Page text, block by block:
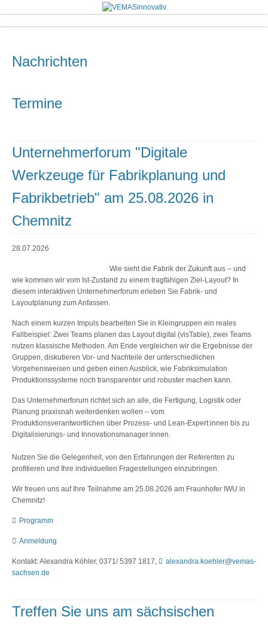
Nachrichten
Termine
Unternehmerforum "Digitale
Werkzeuge für Fabrikplanung und
Fabrikbetrieb" am 25.08.2026 in
Chemnitz
28.07.2026
Wie sieht die Fabrik der Zukunft aus – und
wie kommen wir vom Ist-Zustand zu einem tragfähigen Ziel-Layout? In
diesem interaktiven Unternehmerforum erleben Sie Fabrik- und
Layoutplanung zum Anfassen.
Nach einem kurzen Impuls bearbeiten Sie in Kleingruppen ein reales
Fallbeispiel: Zwei Teams planen das Layout digital (visTable), zwei Teams
nutzen klassische Methoden. Am Ende vergleichen wir die Ergebnisse der
Gruppen, diskutieren Vor- und Nachteile der unterschiedlichen
Vorgehensweisen und geben einen Ausblick, wie Fabriksimulation
Produktionssysteme noch transparenter und robuster machen kann.
Das Unternehmerforum richtet sich an alle, die Fertigung, Logistik oder
Planung praxisnah weiterdenken wollen – vom
Produktionsverantwortlichen über Prozess- und Lean-Expert:innen bis zu
Digitalisierungs- und Innovationsmanager:innen.
Nutzen Sie die Gelegenheit, von den Erfahrungen der Referenten zu
profitieren und Ihre individuellen Fragestellungen einzubringen.
Wir freuen uns auf Ihre Teilnahme am 25.08.2026 am Fraunhofer IWU in
Chemnitz!
Programm
Anmeldung
Kontakt: Alexandra Köhler, 0371/ 5397 1817,
alexandra.koehler@vemas-
sachsen.de
Treffen Sie uns am sächsischen